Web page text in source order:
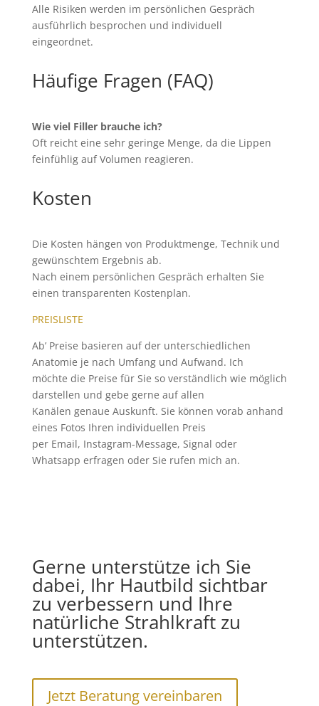
Alle Risiken werden im persönlichen Gespräch
ausführlich besprochen und individuell
eingeordnet.
Häufige Fragen (FAQ)
Wie viel Filler brauche ich?
Oft reicht eine sehr geringe Menge, da die Lippen
feinfühlig auf Volumen reagieren.
Kosten
Die Kosten hängen von Produktmenge, Technik und
gewünschtem Ergebnis ab.
Nach einem persönlichen Gespräch erhalten Sie
einen transparenten Kostenplan.
PREISLISTE
Ab’ Preise basieren auf der unterschiedlichen
Anatomie je nach Umfang und Aufwand. Ich
möchte die Preise für Sie so verständlich wie möglich
darstellen und gebe gerne auf allen
Kanälen genaue Auskunft. Sie können vorab anhand
eines Fotos Ihren individuellen Preis
per Email, Instagram-Message, Signal oder
Whatsapp erfragen oder Sie rufen mich an.
Gerne unterstütze ich Sie
dabei, Ihr Hautbild sichtbar
zu verbessern und Ihre
natürliche Strahlkraft zu
unterstützen.
Jetzt Beratung vereinbaren